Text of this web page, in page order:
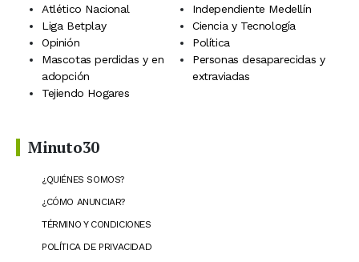
Atlético Nacional
Independiente Medellín
Liga Betplay
Ciencia y Tecnología
Opinión
Política
Mascotas perdidas y en
adopción
Personas desaparecidas y
extraviadas
Tejiendo Hogares
Minuto30
¿QUIÉNES SOMOS?
¿CÓMO ANUNCIAR?
TÉRMINO Y CONDICIONES
POLÍTICA DE PRIVACIDAD